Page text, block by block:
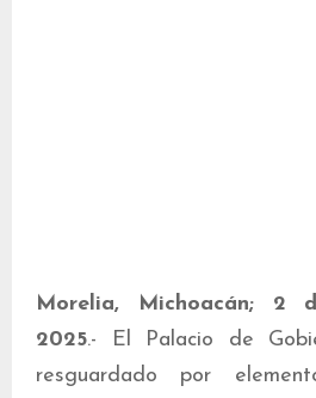
Morelia, Michoacán; 2
2025.- El Palacio de
resguardado por